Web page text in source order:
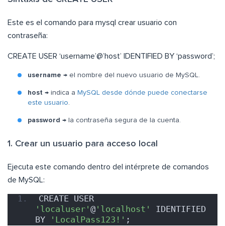
Este es el comando para mysql crear usuario con
contraseña:
CREATE USER ‘username’@’host’ IDENTIFIED BY ‘password’;
username → el nombre del nuevo usuario de MySQL.
host → indica a MySQL desde dónde puede conectarse
este usuario.
password → la contraseña segura de la cuenta.
1. Crear un usuario para acceso local
Ejecuta este comando dentro del intérprete de comandos
de MySQL:
'localuser' @ 'localhost'
IDENTIFIED
BY
'LocalPass123!' ;